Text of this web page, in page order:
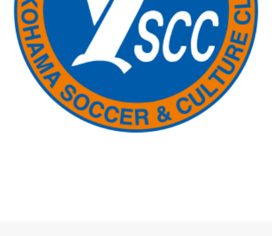
企業情報
事業案内